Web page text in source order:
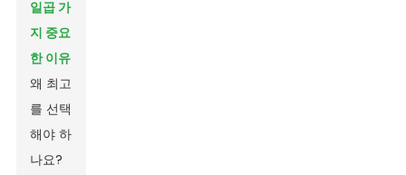
일곱 가
지 중요
한 이유
왜 최고
를 선택
해야 하
나요?